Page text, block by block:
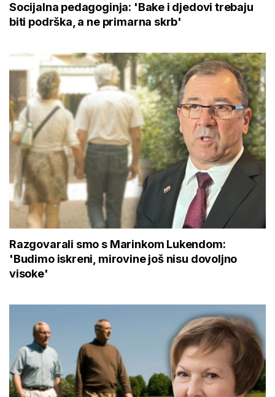
Socijalna pedagoginja: 'Bake i djedovi trebaju
biti podrška, a ne primarna skrb'
Razgovarali smo s Marinkom Lukendom:
'Budimo iskreni, mirovine još nisu dovoljno
visoke'